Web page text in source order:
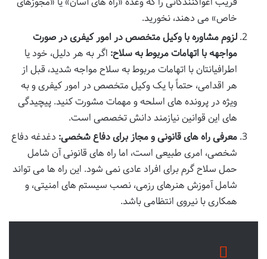
خاص» می دهند، نخورید.
لزوم مشاوره با وکیل متخصص در امور کیفری در صورت
مواجهه با اتهامات مربوط به سلاح: اگر به هر دلیل، خود یا
اطرافیانتان با اتهامات مربوط به سلاح مواجه شدید، قبل از
هر اقدامی، حتماً با یک وکیل متخصص در امور کیفری و به
ویژه در پرونده های اسلحه و مهمات مشورت کنید. پیچیدگی
های این قوانین نیازمند دانش تخصصی است.
معرفی راه های قانونی و مجاز برای دفاع شخصی: دغدغه دفاع
شخصی، امری طبیعی است، اما راه های قانونی آن شامل
حمل سلاح گرم برای افراد عادی نمی شود. این راه ها می تواند
شامل آموزش هنرهای رزمی، نصب سیستم های امنیتی، و
همکاری با نیروی انتظامی باشد.